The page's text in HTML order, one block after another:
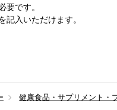
要です。
記入いただけます。
健康食品・サプリメント・